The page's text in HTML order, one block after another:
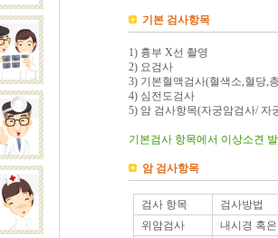
기본 검사항목
1) 흉부 X선 촬영
2) 요검사
3) 기본혈액검사(혈색소,혈당,
4) 심전도검사
5) 암 검사항목(자궁암검사/ 자
기본검사 항목에서 이상소견
암 검사항목
검사 항목
검사방법
위암검사
내시경 혹